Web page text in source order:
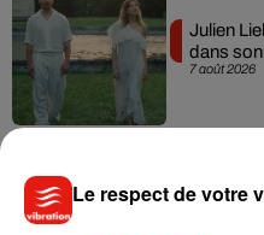
7 août 2026
Julien
dans
Le respect de votre